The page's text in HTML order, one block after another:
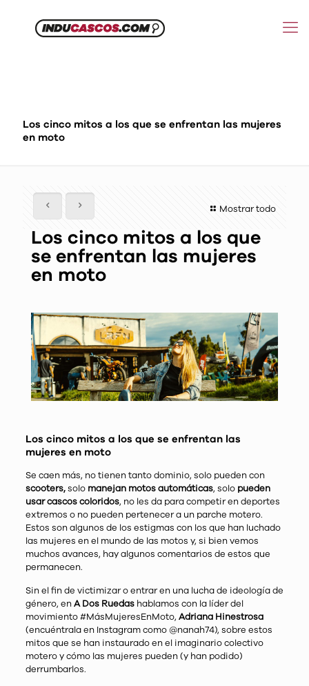
Los cinco mitos a los que se enfrentan las mujeres
en moto
Mostrar todo
Los cinco mitos a los que
se enfrentan las mujeres
en moto
Los cinco mitos a los que se enfrentan las
mujeres en moto
Se caen más, no tienen tanto dominio, solo pueden con
scooters,solo manejan motos automáticas, solo pueden
usar cascos coloridos, no les da para competir en deportes
extremos o no pueden pertenecer a un parche motero.
Estos son algunos de los estigmas con los que han luchado
las mujeres en el mundo de las motos y, si bien vemos
muchos avances, hay algunos comentarios de estos que
permanecen.
Sin el fin de victimizar o entrar en una lucha de ideología de
género, enA Dos Ruedashablamos con la líder del
movimiento #MásMujeresEnMoto, Adriana Hinestrosa
(encuéntrala en Instagram como@nanah74), sobre estos
mitos que se han instaurado en el imaginario colectivo
motero y cómo las mujeres pueden (y han podido)
derrumbarlos.